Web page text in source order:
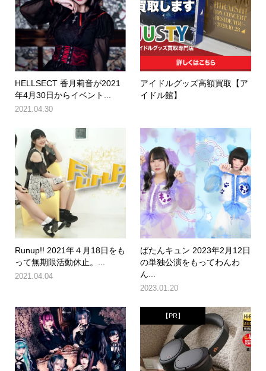
HELLSECT 香月莉音が2021
年4月30日からイベント...
2021.04.30
アイドルグッズ高額買取【ア
イドル館】
Runup!! 2021年４月18日をも
って無期限活動休止。...
2021.04.04
ばたんキュン 2023年2月12日
の単独公演をもってわんわ
ん...
2023.01.20
【PR】